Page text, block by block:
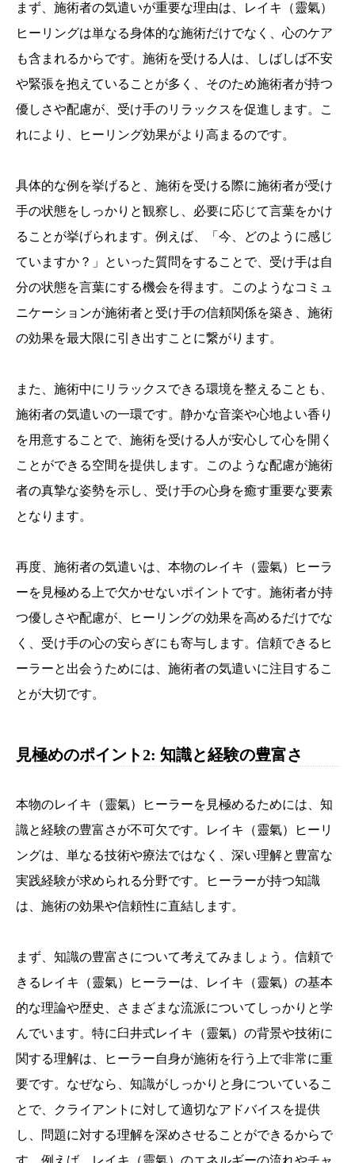
まず、施術者の気遣いが重要な理由は、レイキ（靈氣）
ヒーリングは単なる身体的な施術だけでなく、心のケア
も含まれるからです。施術を受ける人は、しばしば不安
や緊張を抱えていることが多く、そのため施術者が持つ
優しさや配慮が、受け手のリラックスを促進します。こ
れにより、ヒーリング効果がより高まるのです。
具体的な例を挙げると、施術を受ける際に施術者が受け
手の状態をしっかりと観察し、必要に応じて言葉をかけ
ることが挙げられます。例えば、「今、どのように感じ
ていますか？」といった質問をすることで、受け手は自
分の状態を言葉にする機会を得ます。このようなコミュ
ニケーションが施術者と受け手の信頼関係を築き、施術
の効果を最大限に引き出すことに繋がります。
また、施術中にリラックスできる環境を整えることも、
施術者の気遣いの一環です。静かな音楽や心地よい香り
を用意することで、施術を受ける人が安心して心を開く
ことができる空間を提供します。このような配慮が施術
者の真摯な姿勢を示し、受け手の心身を癒す重要な要素
となります。
再度、施術者の気遣いは、本物のレイキ（靈氣）ヒーラ
ーを見極める上で欠かせないポイントです。施術者が持
つ優しさや配慮が、ヒーリングの効果を高めるだけでな
く、受け手の心の安らぎにも寄与します。信頼できるヒ
ーラーと出会うためには、施術者の気遣いに注目するこ
とが大切です。
見極めのポイント2: 知識と経験の豊富さ
本物のレイキ（靈氣）ヒーラーを見極めるためには、知
識と経験の豊富さが不可欠です。レイキ（靈氣）ヒーリ
ングは、単なる技術や療法ではなく、深い理解と豊富な
実践経験が求められる分野です。ヒーラーが持つ知識
は、施術の効果や信頼性に直結します。
まず、知識の豊富さについて考えてみましょう。信頼で
きるレイキ（靈氣）ヒーラーは、レイキ（靈氣）の基本
的な理論や歴史、さまざまな流派についてしっかりと学
んでいます。特に臼井式レイキ（靈氣）の背景や技術に
関する理解は、ヒーラー自身が施術を行う上で非常に重
要です。なぜなら、知識がしっかりと身についているこ
とで、クライアントに対して適切なアドバイスを提供
し、問題に対する理解を深めさせることができるからで
す。例えば、レイキ（靈氣）のエネルギーの流れやチャ